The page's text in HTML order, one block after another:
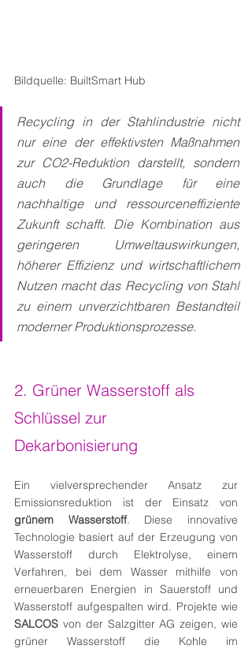
Bildquelle: BuiltSmart Hub
Recycling in der Stahlindustrie nicht
nur eine der effektivsten Maßnahmen
zur CO2-Reduktion darstellt, sondern
auch die Grundlage für eine
nachhaltige und ressourceneffiziente
Zukunft schafft. Die Kombination aus
geringeren Umweltauswirkungen,
höherer Effizienz und wirtschaftlichem
Nutzen macht das Recycling von Stahl
zu einem unverzichtbaren Bestandteil
moderner Produktionsprozesse.
2. Grüner Wasserstoff als
Schlüssel zur
Dekarbonisierung
Ein vielversprechender Ansatz zur
grünem Wasserstoff. Diese innovative
Technologie basiert auf der Erzeugung von
Wasserstoff durch Elektrolyse, einem
Verfahren, bei dem Wasser mithilfe von
erneuerbaren Energien in Sauerstoff und
SALCOS von der Salzgitter AG zeigen, wie
grüner Wasserstoff die Kohle im